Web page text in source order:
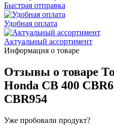
Быстрая отправка
Удобная оплата
Актуальный ассортимент
Информация о товаре
Отзывы о товаре
Honda CB 400
CBR954
Уже пробовали продукт?